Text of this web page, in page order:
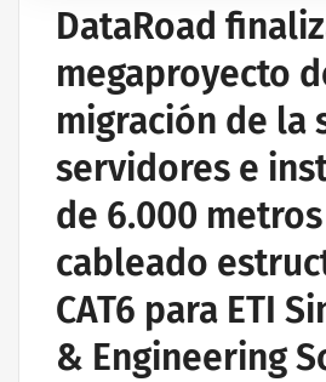
DataRoad
megaproyecto
migración de la
servidores e
de 6.000
cableado
CAT6 para ETI
& Engineering